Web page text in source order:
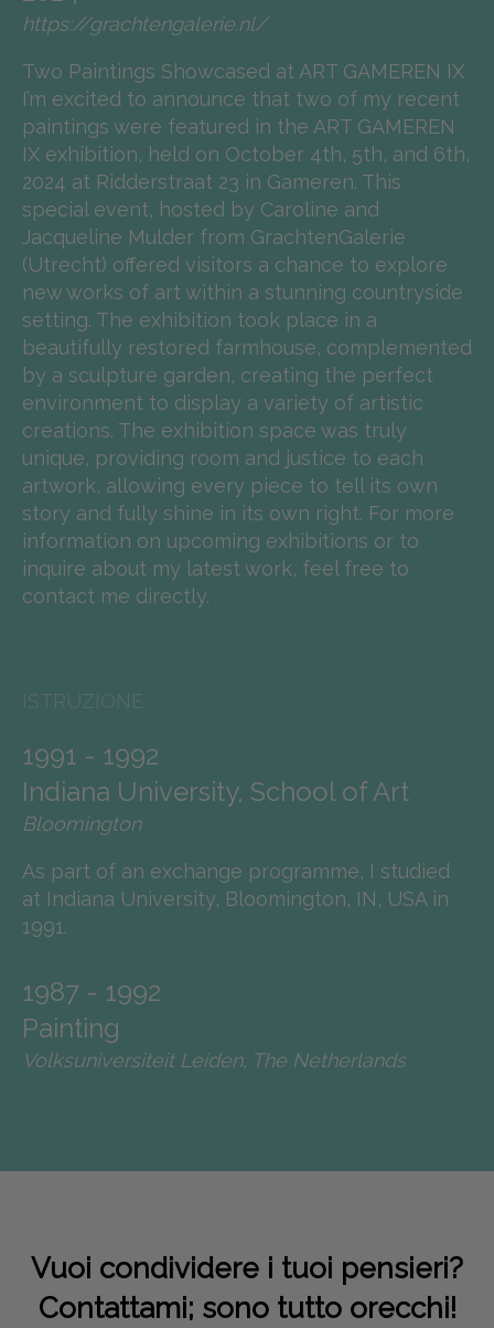
https://grachtengalerie.nl/
Two Paintings Showcased at ART GAMEREN IX
I’m excited to announce that two of my recent
paintings were featured in the ART GAMEREN
IX exhibition, held on October 4th, 5th, and 6th,
2024 at Ridderstraat 23 in Gameren. This
special event, hosted by Caroline and
Jacqueline Mulder from GrachtenGalerie
(Utrecht) offered visitors a chance to explore
new works of art within a stunning countryside
setting. The exhibition took place in a
beautifully restored farmhouse, complemented
by a sculpture garden, creating the perfect
environment to display a variety of artistic
creations. The exhibition space was truly
unique, providing room and justice to each
artwork, allowing every piece to tell its own
story and fully shine in its own right. For more
information on upcoming exhibitions or to
inquire about my latest work, feel free to
contact me directly.
ISTRUZIONE
1991 - 1992
Indiana University, School of Art
Bloomington
As part of an exchange programme, I studied
at Indiana University, Bloomington, IN, USA in
1991.
1987 - 1992
Painting
Volksuniversiteit Leiden, The Netherlands
Vuoi condividere i tuoi pensieri?
Contattami; sono tutto orecchi!